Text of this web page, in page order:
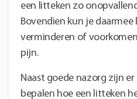
een litteken zo
Bovendien kun je
verminderen of
pijn.
Naast goede nazorg zijn
bepalen hoe een litteken